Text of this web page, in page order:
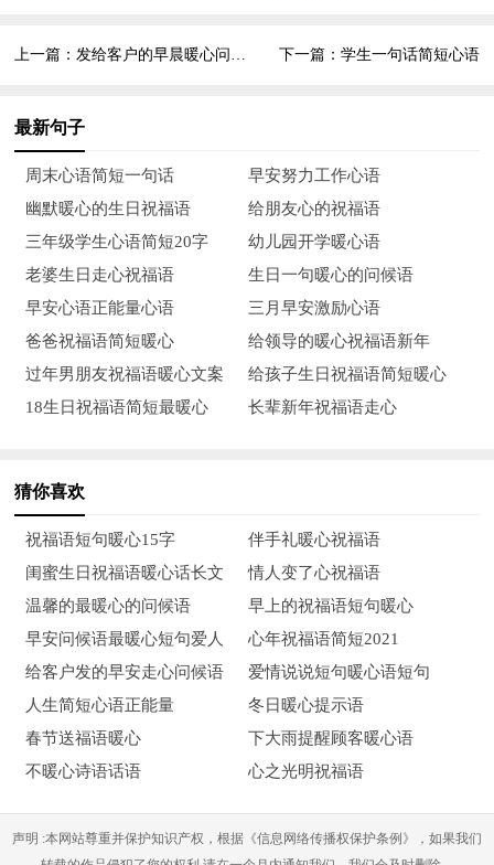
10、平时联系少，千万不要恼。各有各的事，推也推不了。
如今新年到，忙碌要丢掉。心情要美妙，快乐自己找。轻松又逍
遥，愿你过得好！新年快乐，福星高照！
11、愿你抱着平安，拥着健康，揣着幸福，携着快乐，搂着
温馨，带着甜蜜，带着财运，拽着吉祥，迈入新年，快乐度过每
一天！
12、新年到来，请遵守四项基本原则：将财神看守到底，将
幸福紧握到底，将好运怀抱到底、将爱情进行到底！请严格遵
13、新年依旧严寒中，北风呼啸一年终。寒梅绽放报春来，
新年启程速行动。奋进打拼美愿望，脱贫致富奔小康。实现梦想
多努力，幸福花开阳艳天。愿实现愿望！
14、送走旧年的时候，也送走一年的阴郁，迎来新春的时
候，也迎来新的希望。给您拜年啦！祝蛇年新年快乐！
15、彩旗飘飘，飘荡的是新年的喜庆；花团锦簇，绽放的是
新年的快乐；火树银花，燃起的是新年的祈望；祝福声声，传送
的是深情的牵挂，祝福朋友，祝福新年！
16、旧的一年里，我们国家做了好多惊人的大事，特别的鼓
舞人心，今天是新年，天气特别的好，预示着今年我们会做出更
上一篇：发给客户的早晨暖心问候语 下一篇： 学生一句话简短心语
最新句子
周末心语简短一句话
早安努力工作心语
幽默暖心的生日祝福语
给朋友心的祝福语
三年级学生心语简短20字
幼儿园开学暖心语
老婆生日走心祝福语
生日一句暖心的问候语
早安心语正能量心语
三月早安激励心语
爸爸祝福语简短暖心
给领导的暖心祝福语新年
过年男朋友祝福语暖心文案
给孩子生日祝福语简短暖心
18生日祝福语简短最暖心
长辈新年祝福语走心
猜你喜欢
祝福语短句暖心15字
伴手礼暖心祝福语
闺蜜生日祝福语暖心话长文
情人变了心祝福语
温馨的最暖心的问候语
早上的祝福语短句暖心
早安问候语最暖心短句爱人
心年祝福语简短2021
给客户发的早安走心问候语
爱情说说短句暖心语短句
人生简短心语正能量
冬日暖心提示语
春节送福语暖心
下大雨提醒顾客暖心语
不暖心诗语话语
心之光明祝福语
声明 :本网站尊重并保护知识产权，根据《信息网络传播权保护条例》，如果我们